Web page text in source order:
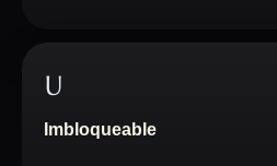
U
Imbloqueable